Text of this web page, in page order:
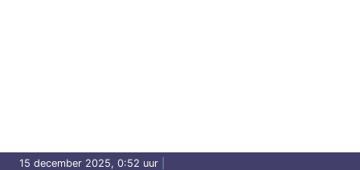
15 december 2025, 0:52 uur